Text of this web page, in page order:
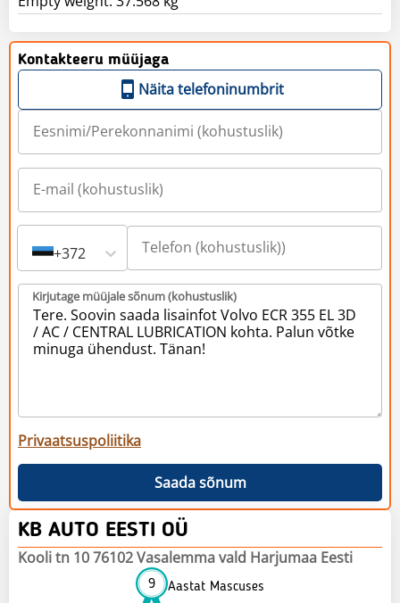
Kontakteeru müüjaga
Näita telefoninumbrit
+372
Kirjutage müüjale sõnum (kohustuslik)
Privaatsuspoliitika
Saada sõnum
KB AUTO EESTI OÜ
Kooli tn 10 76102 Vasalemma vald Harjumaa Eesti
9 Aastat Mascuses